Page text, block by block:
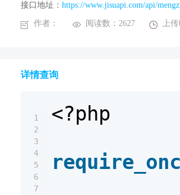
接口地址： https://www.jisuapi.com/api/
作者： 阅读数：2627 上
详情查询
1
2
3
4
5
6
7
<?php